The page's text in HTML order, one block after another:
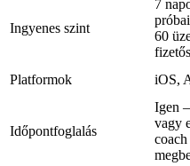
Ingyenes szint
7
60
fizetős
Platformok iOS,
Időpontfoglalás
Igen
vagy